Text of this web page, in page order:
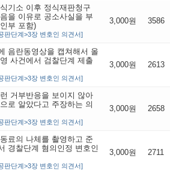
기소 이후 정식재판청구
을 이유로 공소사실을 부
부 포함)
판단계>3장 변호인 의견서]
3,000원 3586
음란동영상을 캡쳐해서 올
사건에서 검찰단계 제출
판단계>3장 변호인 의견서]
3,000원 2613
거부반응을 보이지 않아
로 알았다고 주장하는 의
판단계>3장 변호인 의견서]
3,000원 2658
료의 나체를 촬영하고 준
경찰단계 혐의인정 변호인
판단계>3장 변호인 의견서]
3,000원 2711